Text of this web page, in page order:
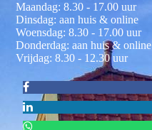
Maandag: 8.30 - 17.00 uur
Dinsdag: aan huis & online
Woensdag: 8.30 - 17.00 uur
Donderdag: aan huis & online
Vrijdag: 8.30 - 12.30 uur